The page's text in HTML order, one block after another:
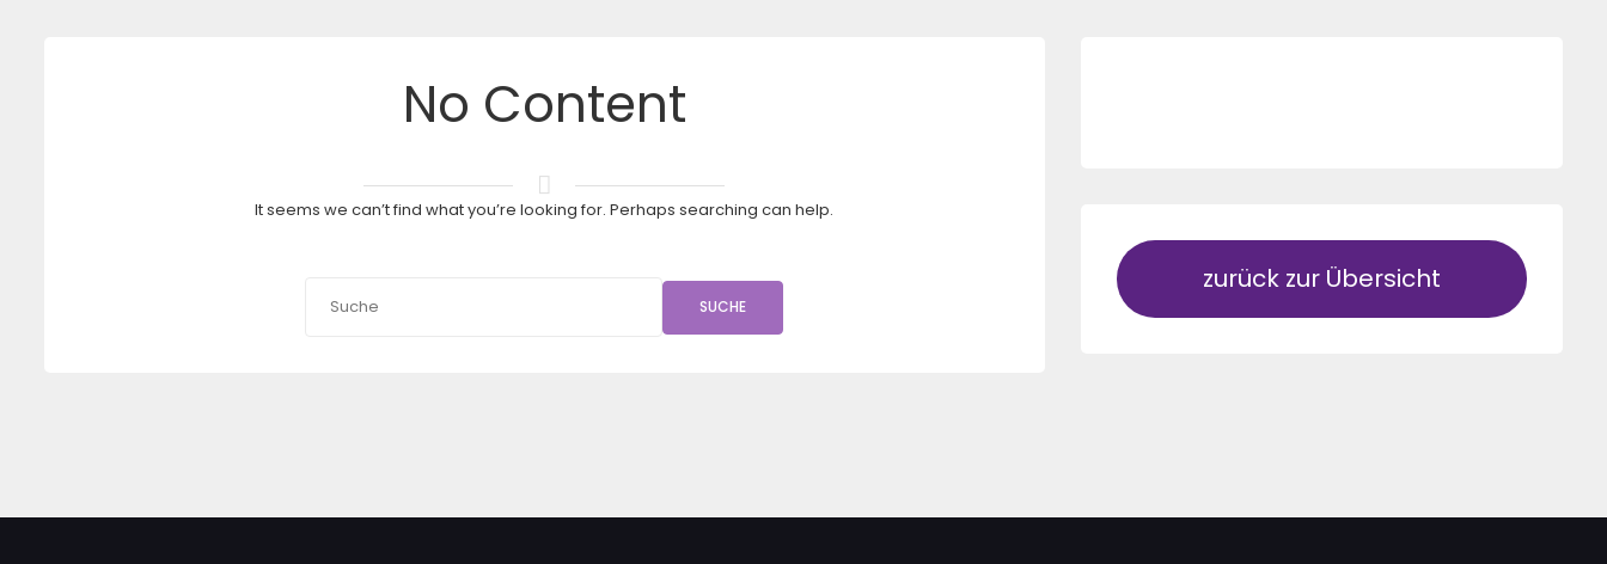
No Content
It seems we can’t find what you’re looking for. Perhaps searching can help.
SUCHE
zurück zur Übersicht